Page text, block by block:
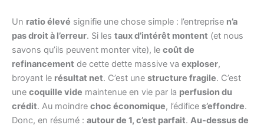
Un ratio élevé signifie une chose simple : l’entreprise n’a
pas droit à l’erreur. Si les taux d’intérêt montent (et nous
savons qu’ils peuvent monter vite), le coût de
refinancement de cette dette massive va exploser,
broyant le résultat net. C’est une structure fragile. C’est
une coquille vide maintenue en vie par la perfusion du
crédit. Au moindre choc économique, l’édifice s’effondre.
Donc, en résumé : autour de 1, c’est parfait. Au-dessus de